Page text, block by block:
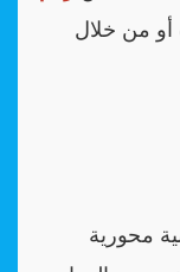
أو من خلال
محورية